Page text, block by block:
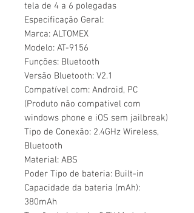
tela de 4 a 6 polegadas
Especificação Geral:
Marca: ALTOMEX
Modelo: AT-9156
Funções: Bluetooth
Versão Bluetooth: V2.1
Compatível com: Android, PC
(Produto não compativel com
windows phone e iOS sem jailbreak)
Tipo de Conexão: 2.4GHz Wireless,
Bluetooth
Material: ABS
Poder Tipo de bateria: Built-in
Capacidade da bateria (mAh):
380mAh